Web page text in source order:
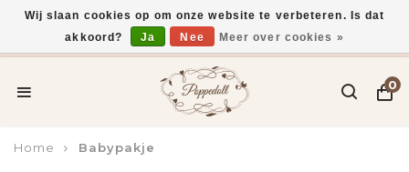
Voor 15:00 uur besteld, vandaag verzonden*
0
Home Babypakje
Wij slaan cookies op om onze website te verbeteren. Is dat
akkoord?
Ja Nee Meer over cookies »